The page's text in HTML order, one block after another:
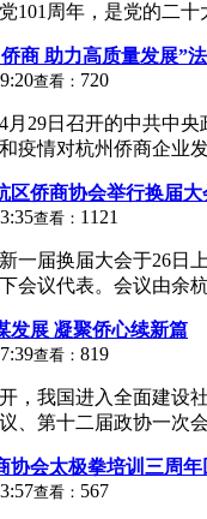
101周年，是党的二
商 助力高质量发展”
查看： 720
月29日召开的中共中
疫情对杭州侨商企业
区侨商协会举行换届大
查看： 1121
一届换届大会于26日
会议代表。会议由余
发展 凝聚侨心续新篇
查看： 819
，我国进入全面建设
、第十二届政协一次
协会太极拳培训三周年
查看： 567